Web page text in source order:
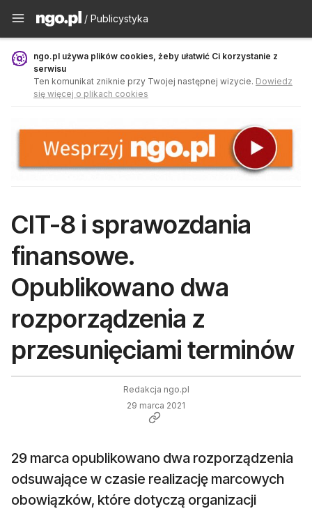
Publicystyka - ngo.pl
/ Publicystyka
ngo.pl używa plików cookies, żeby ułatwić Ci korzystanie z
serwisu
Ten komunikat zniknie przy Twojej następnej wizycie. Dowiedz
się więcej o plikach cookies
CIT-8 i sprawozdania
finansowe.
Opublikowano dwa
rozporządzenia z
przesunięciami terminów
Redakcja ngo.pl
29 marca 2021
29 marca opublikowano dwa rozporządzenia
odsuwające w czasie realizację marcowych
obowiązków, które dotyczą organizacji